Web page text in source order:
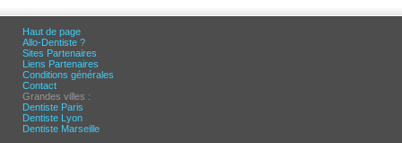
Haut de page
Allo-Dentiste ?
Sites Partenaires
Liens Partenaires
Conditions générales
Contact
Grandes villes :
Dentiste Paris
Dentiste Lyon
Dentiste Marseille